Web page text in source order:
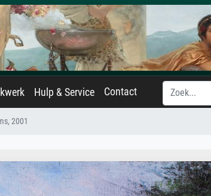
Hulp & Service Contact
2001